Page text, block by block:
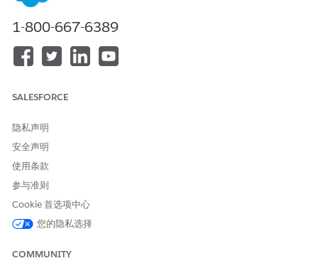
选择评估，然后单击发送
查看详细信息，然后单击
评估会发送到现场调查人员的电子邮件地址。
1-800-667-6389
SALESFORCE
隐私声明
安全声明
使用条款
参与准则
Cookie 首选项中心
您的隐私选择
COMMUNITY